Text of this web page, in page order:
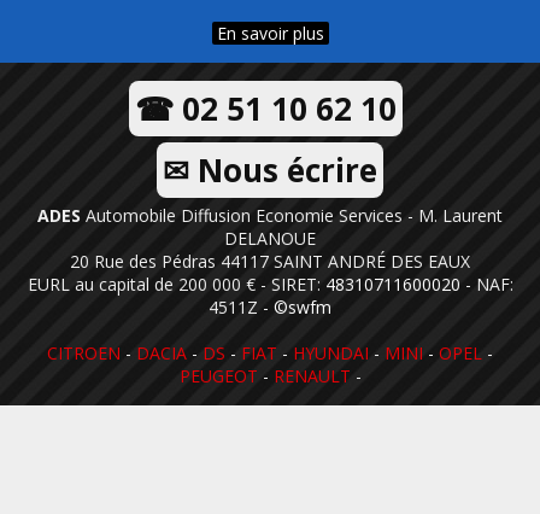
En savoir plus
☎ 02 51 10 62 10
✉ Nous écrire
ADES Automobile Diffusion Economie Services - M. Laurent
DELANOUE
20 Rue des Pédras 44117 SAINT ANDRÉ DES EAUX
EURL au capital de 200 000 € - SIRET: 48310711600020 - NAF:
4511Z - ©swfm
CITROEN - DACIA - DS - FIAT - HYUNDAI - MINI - OPEL -
PEUGEOT - RENAULT -